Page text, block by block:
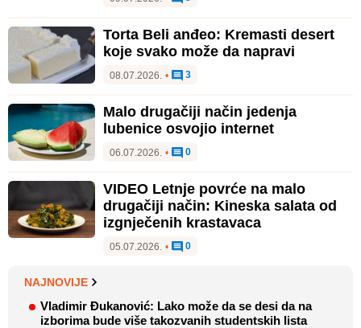
Torta Beli anđeo: Kremasti desert
koje svako može da napravi
08.07.2026. • 3
Malo drugačiji način jedenja
lubenice osvojio internet
06.07.2026. • 0
VIDEO Letnje povrće na malo
drugačiji način: Kineska salata od
izgnječenih krastavaca
05.07.2026. • 0
NAJNOVIJE
Vladimir Đukanović: Lako može da se desi da na
izborima bude više takozvanih studentskih lista